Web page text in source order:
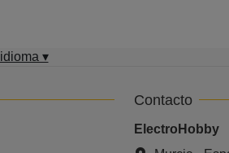
▾
Contacto
ElectroHobby